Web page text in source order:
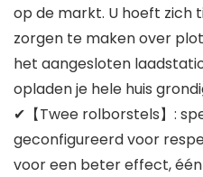
op de markt. U hoeft zich
zorgen te maken over
het aangesloten
opladen je hele huis
✔【Twee rolborstels】:
geconfigureerd voor
voor een beter effect,